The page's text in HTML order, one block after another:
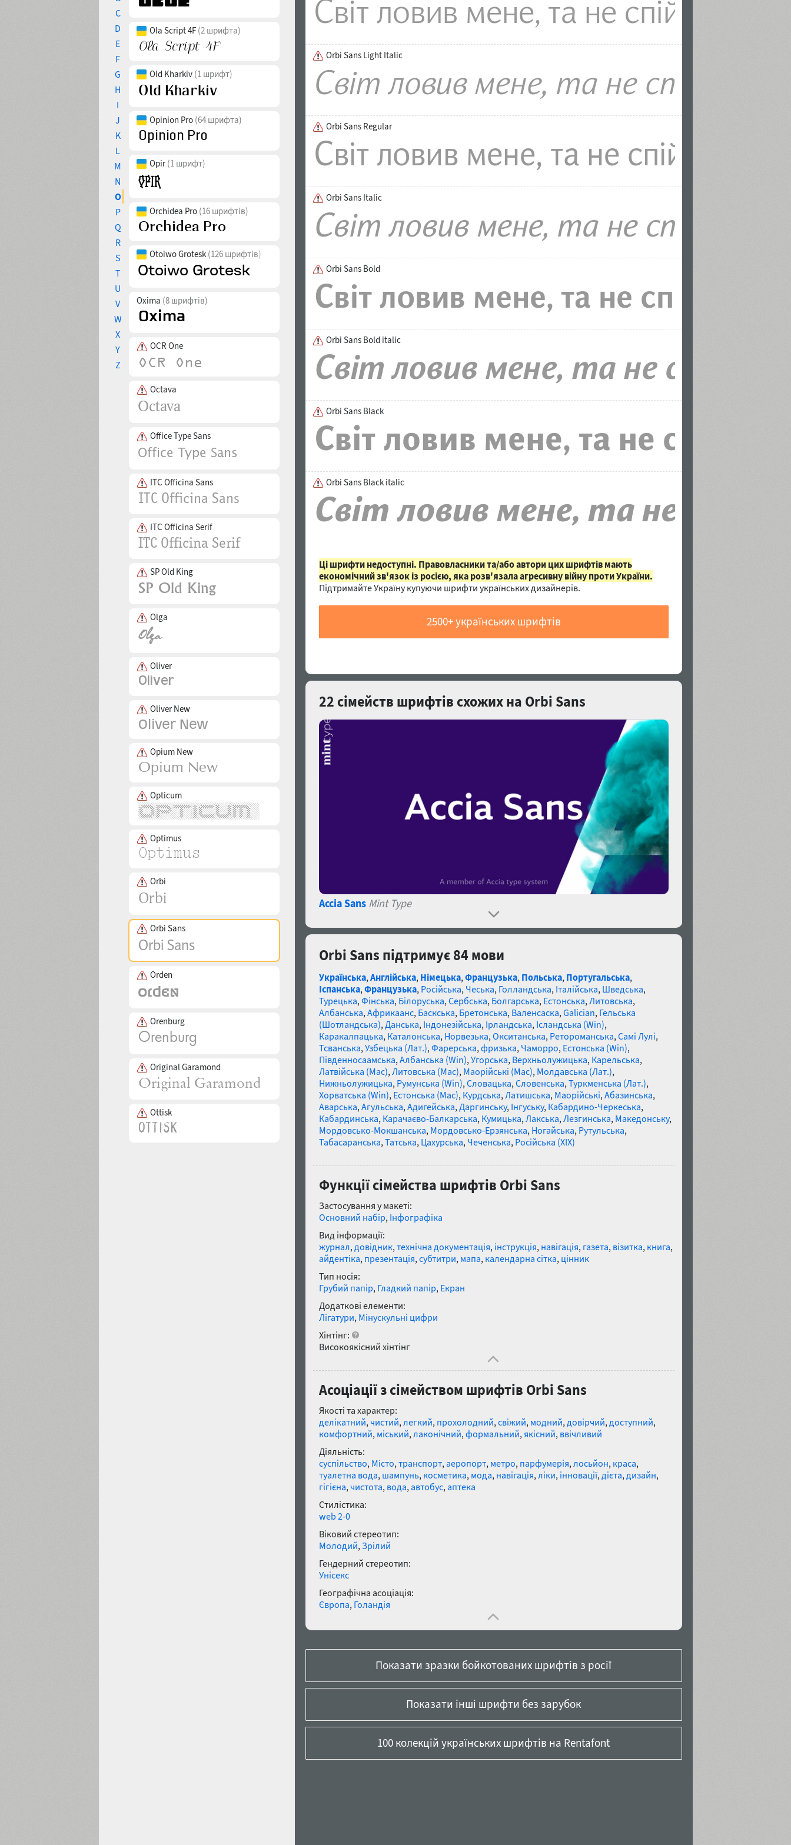
C
D
E
F
G
H
I
J
K
L
M
N
O
P
Q
R
S
T
U
V
W
X
Y
Z
Ola Script 4F (2 шрифта)
Old Kharkiv (1 шрифт)
Opinion Pro (64 шрифта)
Opir(1 шрифт)
Orchidea Pro (16 шрифтів)
Otoiwo Grotesk (126 шрифтів)
Oxima (8 шрифтів)
OCR One
Octava
Office Type Sans
ITC Officina Sans
ITC Officina Serif
SP Old King
Olga
Oliver
Oliver New
Opium New
Opticum
Optimus
Orbi
Orbi Sans
Orden
Orenburg
Original Garamond
Ottisk
страниц. Гарнитура спроектирована дизайнером Натальей Васильевой. Выпущена
компанией ПараТайп в 2011 году.
Orbi Sans Light Italic
Orbi Sans Regular
Orbi Sans Italic
Orbi Sans Bold
Orbi Sans Bold italic
Orbi Sans Black
Orbi Sans Black italic
Ці шрифти недоступні. Правовласники та/або автори цих шрифтів мають
економічний зв'язок із росією, яка розв'язала агресивну війну проти України.
Підтримайте Україну купуючи шрифти українських дизайнерів.
2500+ українських шрифтів
22 сімейств шрифтів схожих на Orbi Sans
Accia Sans Mint Type
Orbi Sans підтримує 84 мови
Українська,Англійська, Німецька,Французька, Польська, Португальська,
Іспанська,Французька, Російська, Чеська, Голландська, Італійська, Шведська,
Турецька,Фінська, Білоруська,Сербська, Болгарська, Естонська,Литовська,
Албанська,Африкаанс, Баскська, Бретонська, Валенсаска,Galician, Гельська
(Шотландська),Данська, Індонезійська, Ірландська, Ісландська (Win),
Каракалпацька, Каталонська, Норвезька,Окситанська, Ретороманська,Самі Лулі,
Тсванська,Узбецька (Лат.),Фарерська,фризька, Чаморро, Естонська (Win),
Південносаамська,Албанська (Win),Угорська, Верхньолужицька, Карельська,
Латвійська (Mac),Литовська (Mac), Маорійські (Mac), Молдавська (Лат.),
Нижньолужицька, Румунська (Win),Словацька,Словенська,Туркменська (Лат.),
Хорватська (Win), Естонська (Mac), Курдська,Латишська, Маорійські,Абазинська,
Аварська,Агульська,Адигейська,Даргинську, Інгуську, Кабардино-Черкеська,
Кабардинська, Карачаєво-Балкарська, Кумицька,Лакська,Лезгинська, Македонську,
Мордовсько-Мокшанська, Мордовсько-Ерзянська, Ногайська, Рутульська,
Табасаранська,Татська, Цахурська, Чеченська, Російська (XIX)
Функції сімейства шрифтів Orbi Sans
Застосування у макеті:
Основний набір, Інфографіка
Вид інформації:
журнал,довідник,технічна документація, інструкція, навігація, газета, візитка, книга,
айдентіка, презентація,субтитри, мапа, календарна сітка, цінник
Тип носія:
Грубий папір, Гладкий папір, Екран
Додаткові елементи:
Лігатури, Мінускульні цифри
Хінтінг:
Високоякісний хінтінг
Асоціації з сімейством шрифтів Orbi Sans
Якості та характер:
делікатний, чистий,легкий, прохолодний,свіжий, модний,довірчий,доступний,
комфортний, міський,лаконічний,формальний,якісний, ввічливий
Діяльність:
суспільство, Місто,транспорт,аеропорт, метро, парфумерія,лосьйон, краса,
туалетна вода, шампунь, косметика, мода, навігація,ліки, інновації,дієта,дизайн,
гігієна, чистота, вода,автобус,аптека
Стилістика:
web 2-0
Віковий стереотип:
Молодий,Зрілий
Гендерний стереотип:
Унісекс
Географічна асоціація:
Європа, Голандія
Показати зразки бойкотованих шрифтів з росії
Показати інші шрифти без зарубок
100 колекцій українських шрифтів на Rentafont